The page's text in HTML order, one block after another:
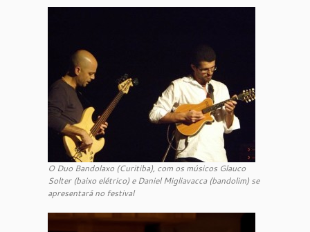
O Duo Bandolaxo (Curitiba), com os músicos Glauco
Solter (baixo elétrico) e Daniel Migliavacca (bandolim) se
apresentará no festival